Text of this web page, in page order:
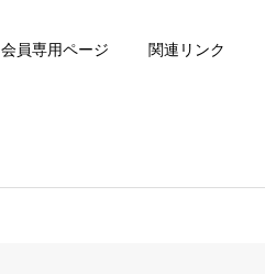
会員専用ページ 関連リンク